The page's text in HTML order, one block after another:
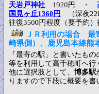
天岩戸神社 1920円 ・
国見ヶ丘1360円
（深夜22
往復3500円程度（要予約）
ＪＲ利用の場合 最
崎県側）、鹿児島本線熊
「最寄の駅」と書いたも
等を利用して高千穂町へ行
他に選択肢として、 博多駅
りますので下段に概要を書